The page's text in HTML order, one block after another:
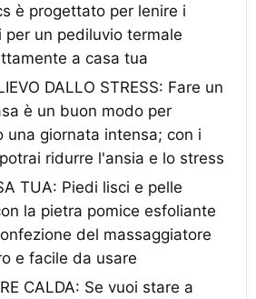
è progettato per lenire i
un pediluvio termale
a casa tua
DALLO STRESS: Fare un
è un buon modo per
una giornata intensa; con i
ridurre l'ansia e lo stress
TUA: Piedi lisci e pelle
la pietra pomice esfoliante
del massaggiatore
e facile da usare
CALDA: Se vuoi stare a